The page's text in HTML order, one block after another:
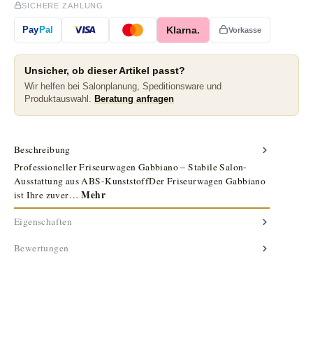
SICHERE ZAHLUNG
PayPal Klarna. Vorkasse
Unsicher, ob dieser Artikel passt?
Wir helfen bei Salonplanung, Speditionsware und
Produktauswahl.
Beratung anfragen
Beschreibung
Professioneller Friseurwagen Gabbiano – Stabile Salon-
Ausstattung aus ABS-KunststoffDer Friseurwagen Gabbiano
ist Ihre zuver…Mehr
Eigenschaften
Bewertungen